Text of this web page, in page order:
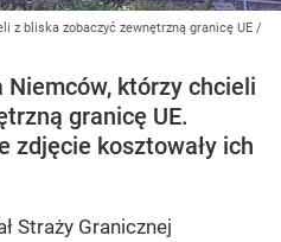
z bliska zobaczyć zewnętrzną granicę UE /
Niemców, którzy chcieli
granicę UE.
zdjęcie kosztowały ich
Straży Granicznej